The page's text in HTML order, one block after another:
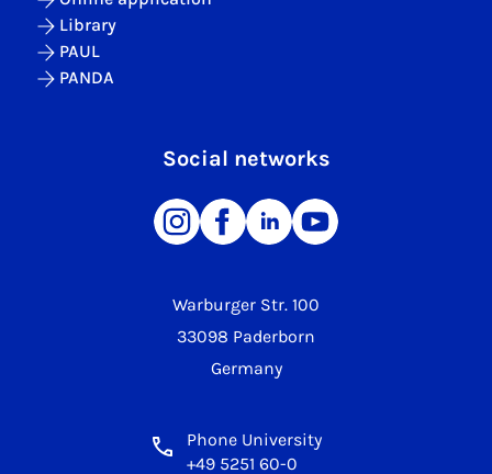
Warburger Str. 100
33098 Paderborn
Germany
Phone University
+49 5251 60-0
Library
PAUL
PANDA
Social networks